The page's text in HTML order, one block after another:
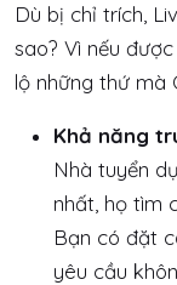
Dù bị chỉ trích,
sao? Vì nếu
lộ những thứ mà
Khả năng
Nhà tuyển
nhất, họ tìm
Bạn có đặt
yêu cầu